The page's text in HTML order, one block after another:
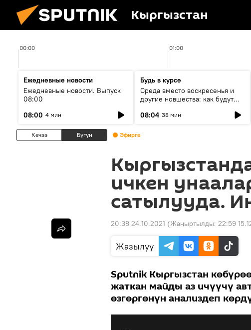
Кыргызстан
00:00 01:00
Ежедневные новости
Ежедневные новости. Выпуск
08:00
08:00 4 мин
Будь в курсе
Среда вместо воскресенья и
другие новшества: как будут
08:04 38 мин
Кечээ Бүгүн Эфирге
ичкен
сатылууда.
20:38 24.10.2021 (Жаңыртылды: 22:59
Жазылуу
Sputnik Кыргызстан
жаткан майды аз ичүүчү
өзгөргөнүн анализдеп